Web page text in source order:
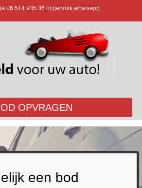
06 514 935 36 of gebruik whatsapp
OPVRAGEN
een bod